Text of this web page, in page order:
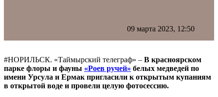
09 марта 2023, 12:50
#НОРИЛЬСК. «Таймырский телеграф» – В красноярском
парке флоры и фауны «Роев ручей» белых медведей по
имени Урсула и Ермак пригласили к открытым купаниям
в открытой воде и провели целую фотосессию.